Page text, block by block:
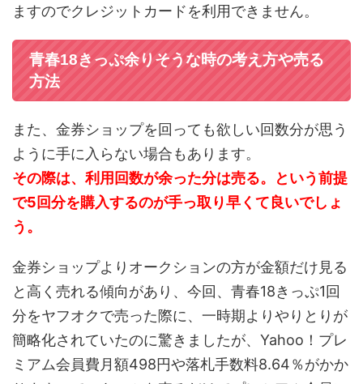
ますのでクレジットカードを利用できません。
青春18きっぷ余りそうな時の考え方や売る
方法
また、金券ショップを回っても欲しい回数分が思う
ように手に入らない場合もあります。
その際は、利用回数が余った分は売る。という前提
で5回分を購入するのが手っ取り早くて良いでしょ
う。
金券ショップよりオークションの方が金額だけ見る
と高く売れる傾向があり、今回、青春18きっぷ1回
分をヤフオクで売った際に、一時期よりやりとりが
簡略化されていたのに驚きましたが、Yahoo！プレ
ミアム会員費月額498円や落札手数料8.64％がかか